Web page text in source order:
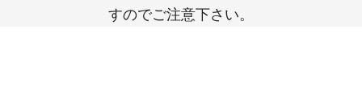
すのでご注意下さい。